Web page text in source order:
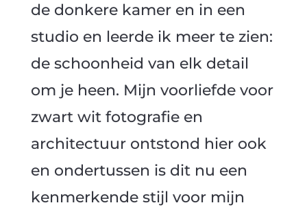
de donkere kamer en in een
studio en leerde ik meer te zien:
de schoonheid van elk detail
om je heen. Mijn voorliefde voor
zwart wit fotografie en
architectuur ontstond hier ook
en ondertussen is dit nu een
kenmerkende stijl voor mijn